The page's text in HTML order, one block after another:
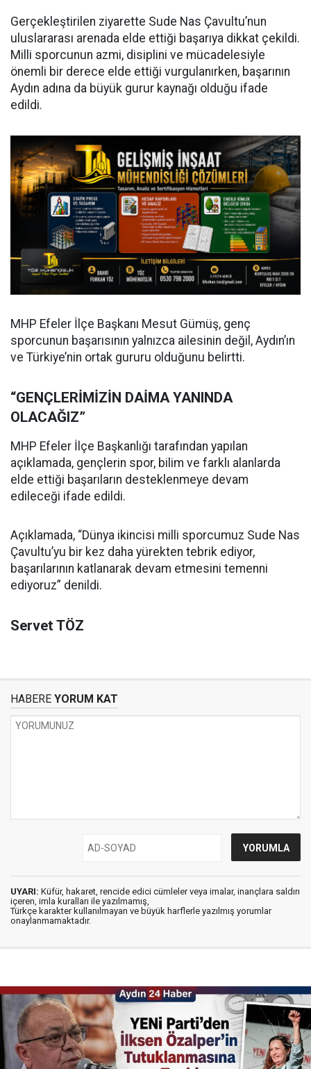
Gerçekleştirilen ziyarette Sude Nas Çavultu’nun
uluslararası arenada elde ettiği başarıya dikkat çekildi.
Milli sporcunun azmi, disiplini ve mücadelesiyle
önemli bir derece elde ettiği vurgulanırken, başarının
Aydın adına da büyük gurur kaynağı olduğu ifade
edildi.
MHP Efeler İlçe Başkanı Mesut Gümüş, genç
sporcunun başarısının yalnızca ailesinin değil, Aydın’ın
ve Türkiye’nin ortak gururu olduğunu belirtti.
“GENÇLERİMİZİN DAİMA YANINDA
OLACAĞIZ”
MHP Efeler İlçe Başkanlığı tarafından yapılan
açıklamada, gençlerin spor, bilim ve farklı alanlarda
elde ettiği başarıların desteklenmeye devam
edileceği ifade edildi.
Açıklamada, “Dünya ikincisi milli sporcumuz Sude Nas
Çavultu’yu bir kez daha yürekten tebrik ediyor,
başarılarının katlanarak devam etmesini temenni
ediyoruz” denildi.
Servet TÖZ
HABERE YORUM KAT
UYARI: Küfür, hakaret, rencide edici cümleler veya imalar, inançlara saldırı
içeren, imla kuralları ile yazılmamış,
Türkçe karakter kullanılmayan ve büyük harflerle yazılmış yorumlar
onaylanmamaktadır.